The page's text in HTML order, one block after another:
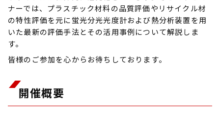
ナーでは、プラスチック材料の品質評価やリサイクル材
の特性評価を元に蛍光分光光度計および熱分析装置を用
いた最新の評価手法とその活用事例について解説しま
す。
皆様のご参加を心からお待ちしております。
開催概要